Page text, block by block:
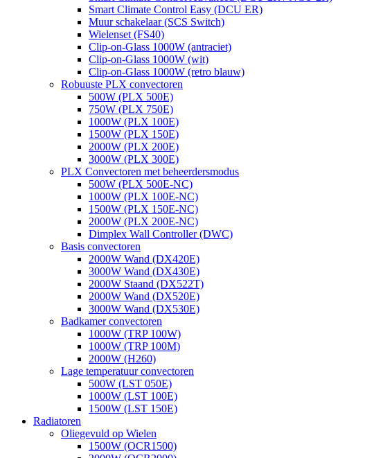
Smart Climate Control Easy (DCU ER)
Muur schakelaar (SCS Switch)
Wielenset (FS40)
Clip-on-Glass 1000W (antraciet)
Clip-on-Glass 1000W (wit)
Clip-on-Glass 1000W (retro blauw)
Robuuste PLX convectoren
500W (PLX 500E)
750W (PLX 750E)
1000W (PLX 100E)
1500W (PLX 150E)
2000W (PLX 200E)
3000W (PLX 300E)
PLX Convectoren met beheerdersmodus
500W (PLX 500E-NC)
1000W (PLX 100E-NC)
1500W (PLX 150E-NC)
2000W (PLX 200E-NC)
Dimplex Wall Controller (DWC)
Basis convectoren
2000W Wand (DX420E)
3000W Wand (DX430E)
2000W Staand (DX522T)
2000W Wand (DX520E)
3000W Wand (DX530E)
Badkamer convectoren
1000W (TRP 100W)
1000W (TRP 100M)
2000W (H260)
Lage temperatuur convectoren
500W (LST 050E)
1000W (LST 100E)
1500W (LST 150E)
Radiatoren
Oliegevuld op Wielen
1500W (OCR1500)